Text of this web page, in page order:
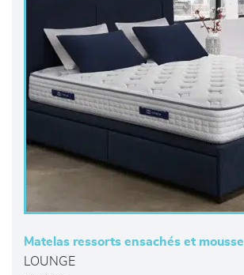
Matelas ressorts ensachés et mousse
LOUNGE